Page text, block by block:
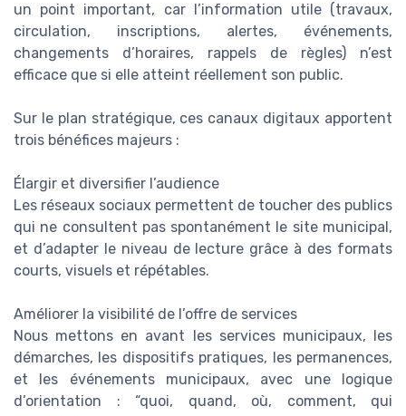
un point important, car l’information utile (travaux,
circulation, inscriptions, alertes, événements,
changements d’horaires, rappels de règles) n’est
efficace que si elle atteint réellement son public.
Sur le plan stratégique, ces canaux digitaux apportent
trois bénéfices majeurs :
Élargir et diversifier l’audience
Les réseaux sociaux permettent de toucher des publics
qui ne consultent pas spontanément le site municipal,
et d’adapter le niveau de lecture grâce à des formats
courts, visuels et répétables.
Améliorer la visibilité de l’offre de services
Nous mettons en avant les services municipaux, les
démarches, les dispositifs pratiques, les permanences,
et les événements municipaux, avec une logique
d’orientation : “quoi, quand, où, comment, qui